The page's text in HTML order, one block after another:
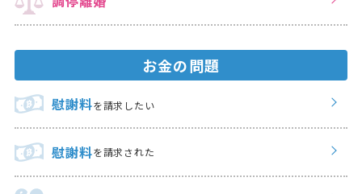
お金の問題
慰謝料を請求したい
慰謝料を請求された